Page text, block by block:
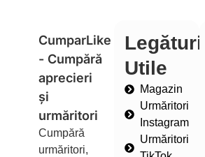
CumparLike
- Cumpără
aprecieri
și
urmăritori
Cumpără
urmăritori,
Legături
Utile
Magazin
Urmăritori
Instagram
Urmăritori